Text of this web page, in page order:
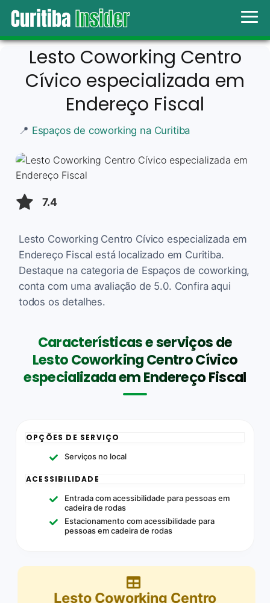
Lesto Coworking Centro
Cívico especializada em
Endereço Fiscal
📍 Espaços de coworking na Curitiba
7.4
Lesto Coworking Centro Cívico especializada em
Endereço Fiscal está localizado em Curitiba.
Destaque na categoria de Espaços de coworking,
conta com uma avaliação de 5.0. Confira aqui
todos os detalhes.
Características e serviços de
Lesto Coworking Centro Cívico
especializada em Endereço Fiscal
OPÇÕES DE SERVIÇO
Serviços no local
ACESSIBILIDADE
Entrada com acessibilidade para pessoas em
cadeira de rodas
Estacionamento com acessibilidade para
pessoas em cadeira de rodas
Lesto Coworking Centro